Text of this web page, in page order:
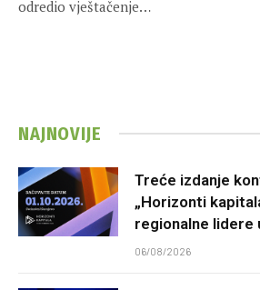
odredio vještačenje…
NAJNOVIJE
Treće izdanje
„Horizonti
regionalne lidere
06/08/2026